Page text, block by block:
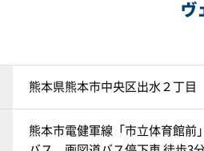
ヴ
熊本県熊本市中央区出水２丁目
熊本市電健軍線「市立体育館前